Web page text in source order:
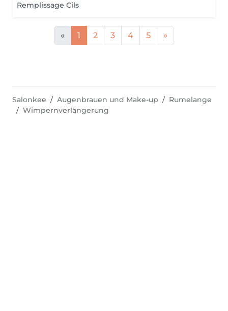
Remplissage Cils
« 1 2 3 4 5 »
Salonkee Augenbrauen und Make-up
Rumelange
Wimpernverlängerung